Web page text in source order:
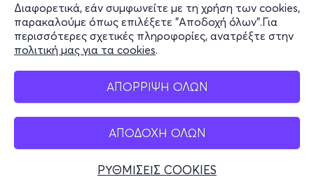
Διαφορετικά, εάν συμφωνείτε με τη χρήση των cookies,
παρακαλούμε όπως επιλέξετε "Αποδοχή όλων".Για
περισσότερες σχετικές πληροφορίες, ανατρέξτε στην
πολιτική μας για τα cookies.
ΑΠΟΡΡΙΨΗ ΟΛΩΝ
ΑΠΟΔΟΧΗ ΟΛΩΝ
ΡΥΘΜΙΣΕΙΣ COOKIES